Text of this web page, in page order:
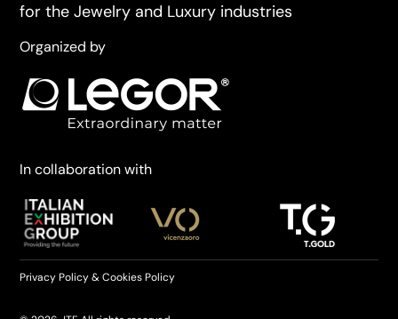
for the Jewelry and Luxury industries
Organized by
In collaboration with
Privacy Policy&Cookies Policy